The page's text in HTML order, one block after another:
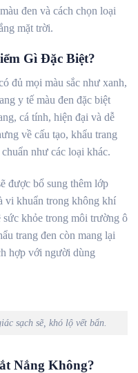
đen và cách chọn loại
mặt trời.
Gì Đặc Biệt?
đủ mọi màu sắc như xanh,
y tế màu đen đặc biệt
cá tính, hiện đại và dễ
về cấu tạo, khẩu trang
như các loại khác.
được bổ sung thêm lớp
vi khuẩn trong không khí
sức khỏe trong môi trường ô
trang đen còn mang lại
hợp với người dùng
sạch sẽ, khó lộ vết bẩn.
Nắng Không?